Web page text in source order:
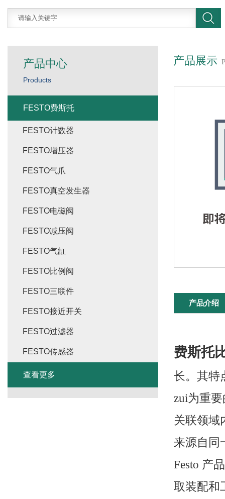
产品展示
产品介绍
费斯托
长。其特
zui为重
关联领域
来源自同
Festo 产
取装配和
产品中心
Products
FESTO费斯托
FESTO计数器
FESTO增压器
FESTO气爪
FESTO真空发生器
FESTO电磁阀
FESTO减压阀
FESTO气缸
FESTO比例阀
FESTO三联件
FESTO接近开关
FESTO过滤器
FESTO传感器
查看更多